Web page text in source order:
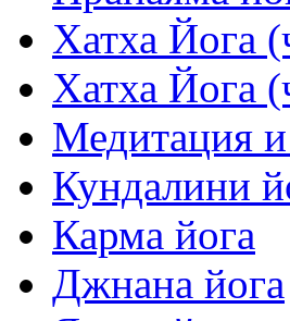
Хатха Йога
Хатха Йога
Медитация
Кундалини
Карма йога
Джнана йога